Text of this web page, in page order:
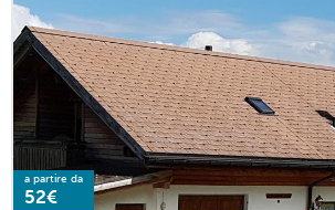
a partire da
52€